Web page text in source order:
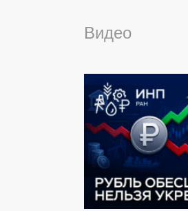
Видео